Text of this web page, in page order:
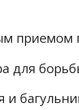
для
и